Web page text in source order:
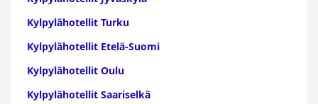
Alankomaiden Karibia
Kylpylähotellit Turku
Kylpylähotellit Etelä-Suomi
Kylpylähotellit Oulu
Kylpylähotellit Saariselkä